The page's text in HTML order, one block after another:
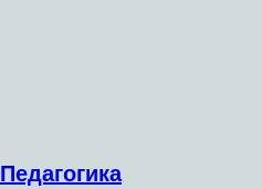
Педагогика